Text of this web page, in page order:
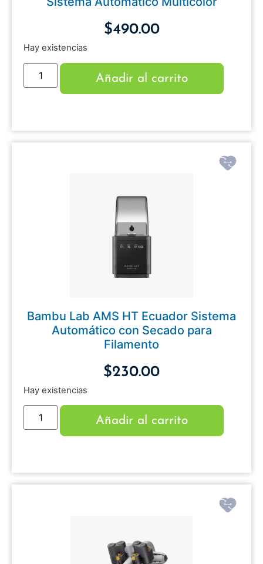
$490.00
Hay existencias
Añadir al carrito
Bambu Lab AMS HT Ecuador Sistema
Automático con Secado para
Filamento
$230.00
Hay existencias
Añadir al carrito